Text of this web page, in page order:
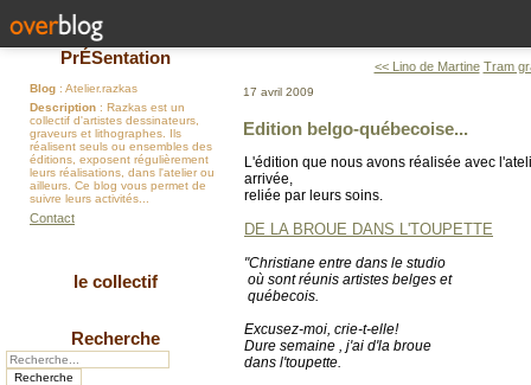
PrÉSentation
Blog : Atelier.razkas
Description : Razkas est un
collectif d'artistes dessinateurs,
graveurs et lithographes. Ils
réalisent seuls ou ensembles des
éditions, exposent régulièrement
leurs réalisations, dans l'atelier ou
ailleurs. Ce blog vous permet de
suivre leurs activités...
Contact
le collectif
Recherche
<< Lino de Martine Tram
17 avril 2009
Edition belgo-québecoise...
L'édition que nous avons réalisée avec
arrivée,
reliée par leurs soins.
DE LA BROUE DANS L'TOUPETTE
"Christiane entre dans le studio
où sont réunis artistes belges et
québecois.
Excusez-moi, crie-t-elle!
Dure semaine , j'ai d'la broue
dans l'toupette.